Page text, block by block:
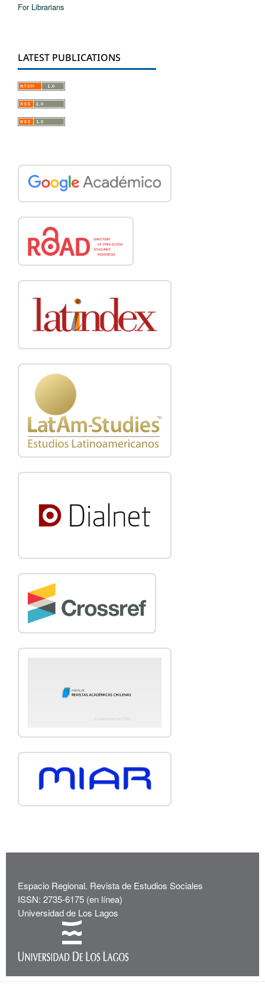
For Librarians
LATEST PUBLICATIONS
Espacio Regional. Revista de Estudios Sociales
ISSN: 2735-6175 (en línea)
Universidad de Los Lagos